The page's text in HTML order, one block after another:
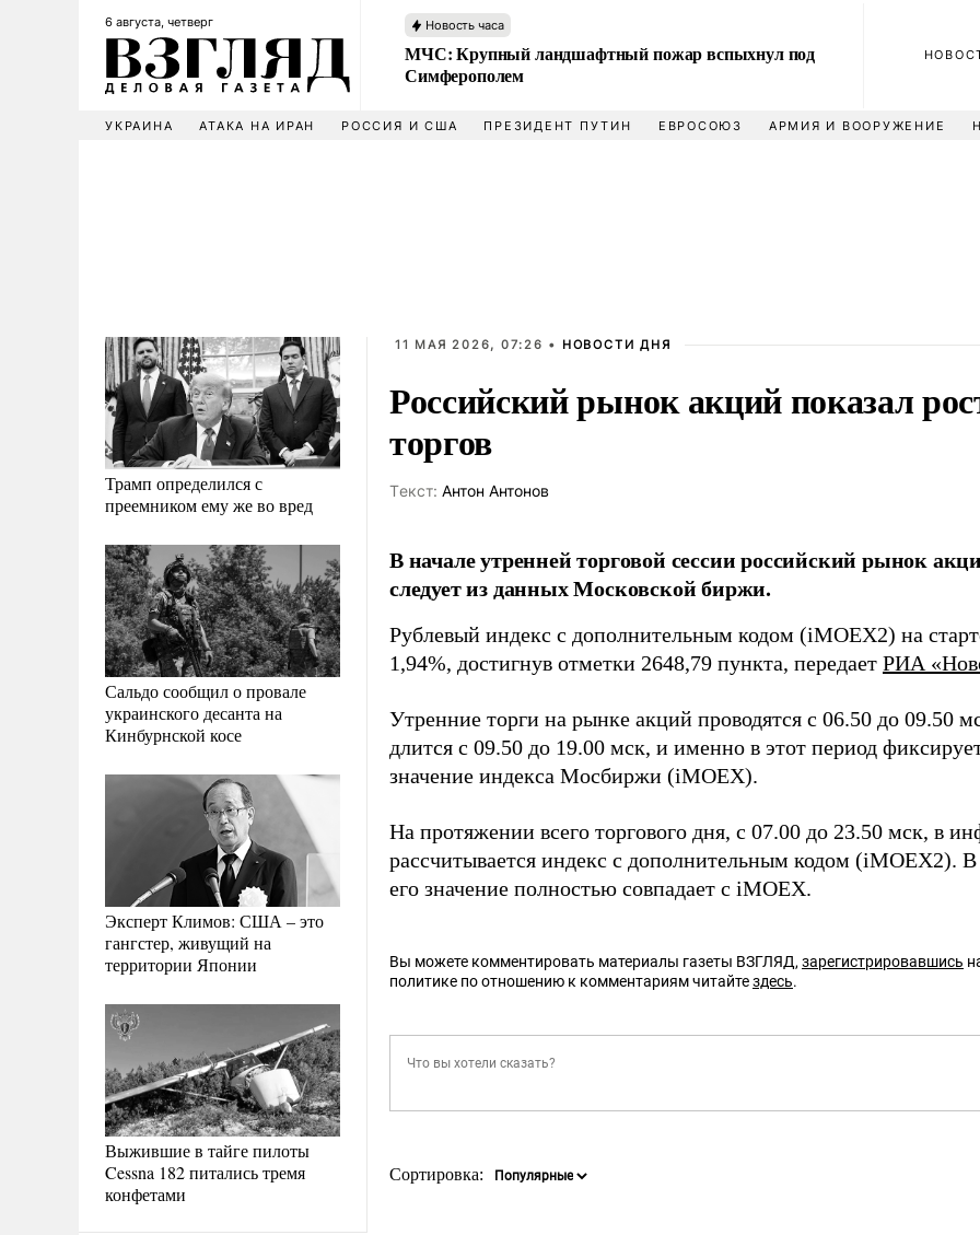
6 августа, четверг Новость часа
МЧС: Крупный ландшафтный пожар вспыхнул под
Симферополем
УКРАИНА АТАКА НА ИРАН РОССИЯ И США ПРЕЗИДЕНТ ПУТИН ЕВРОСОЮЗ АРМИЯ И ВООРУЖЕНИЕ
Трамп определился с
преемником ему же во вред
Сальдо сообщил о провале
украинского десанта на
Кинбурнской косе
Эксперт Климов: США – это
гангстер, живущий на
территории Японии
Выжившие в тайге пилоты
Cessna 182 питались тремя
конфетами
11 МАЯ 2026, 07:26 • НОВОСТИ ДНЯ
Российский рынок акций показал
торгов
Tекст: Антон Антонов
В начале утренней торговой сессии российский рынок
следует из данных Московской биржи.
Рублевый индекс с дополнительным кодом (iMOEX2) на
1,94%, достигнув отметки 2648,79 пункта, передает РИА
Утренние торги на рынке акций проводятся с 06.50 до 09.50
длится с 09.50 до 19.00 мск, и именно в этот период
значение индекса Мосбиржи (iMOEX).
На протяжении всего торгового дня, с 07.00 до 23.50 мск, в
рассчитывается индекс с дополнительным кодом (iMOEX2).
его значение полностью совпадает с iMOEX.
Вы можете комментировать материалы газеты ВЗГЛЯД, зарегистрировавшись
политике по отношению к комментариям читайтездесь.
Сортировка: